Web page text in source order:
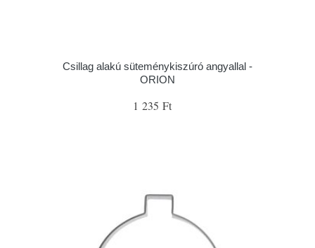
Csillag alakú süteménykiszúró angyallal -
ORION
1 235 Ft